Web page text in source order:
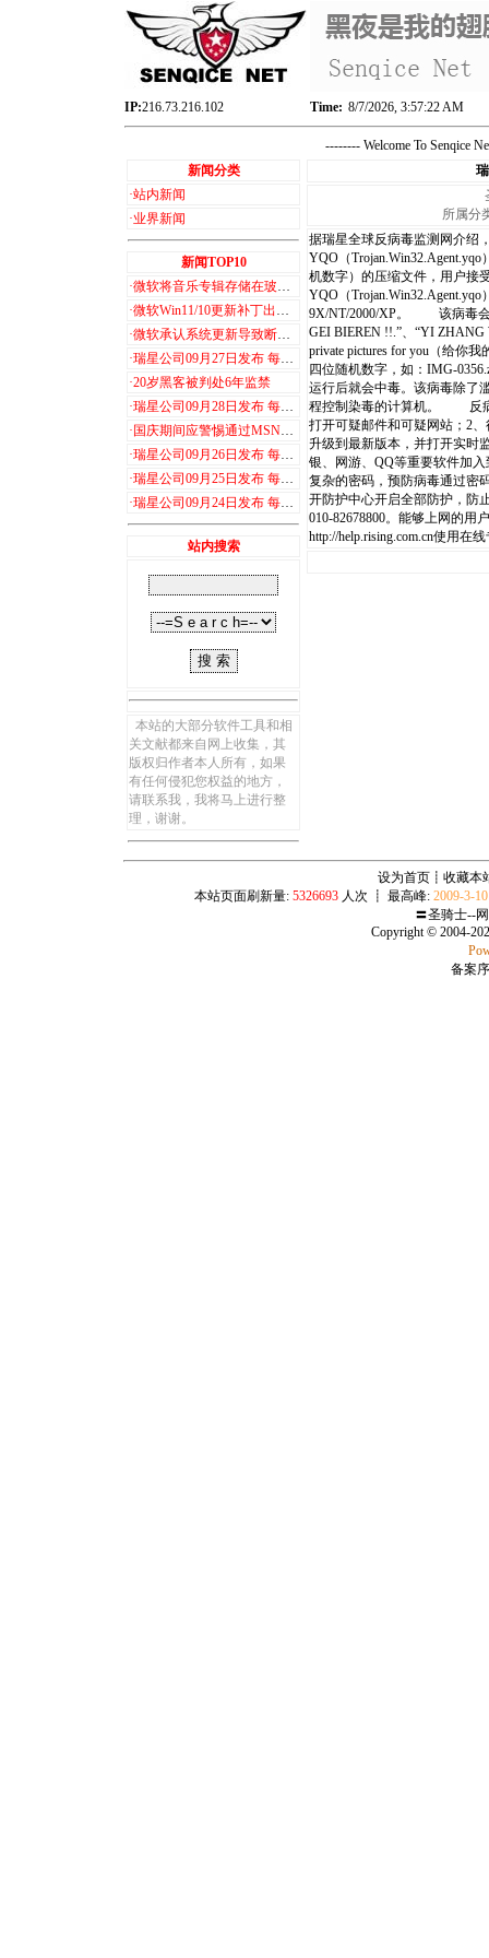
IP:216.73.216.102 Time: 8/7/2026, 3:57:22 AM
-------- Welcome To Senqice
新闻分类
·站内新闻
·业界新闻
新闻TOP10
·微软将音乐专辑存储在玻璃中，可保存 1000 年
·微软Win11/10更新补丁出现新Bug ARM设备无法登录Microsoft 365和AAD
·微软承认系统更新导致断网问题，影响 win7/8/10/11
·瑞星公司09月27日发布 每日计算机病毒及木马播报
·20岁黑客被判处6年监禁
·瑞星公司09月28日发布 每日计算机病毒及木马播报
· 国庆期间应警惕通过MSN传播的病毒
·瑞星公司09月26日发布 每日计算机病毒及木马播报
·瑞星公司09月25日发布 每日计算机病毒及木马播报
·瑞星公司09月24日发布 每日计算机病毒及木马播报
站内搜索
本站的大部分软件工具和相
关文献都来自网上收集，其
版权归作者本人所有，如果
有任何侵犯您权益的地方，
请联系我，我将马上进行整
理，谢谢。
所属分
据瑞星全球反病毒监测网介绍
YQO（
机数字）的压缩文件，用户
YQO（
9X/NT/2000/XP。 该病毒会
GEI BIEREN !!.”、“YI ZHANG
private pictures for you（给你
四位随机数字，如：IMG-
运行后就会中毒。该病毒除了
程控制染毒的计算机。 反病
打开可疑邮件和可疑网站；2
升级到最新版本，并打开实时
银、网游、QQ等重要软件加
复杂的密码，预防病毒通过密
开防护中心开启全部防护，
010-82678800。能够上网的用
http://help.rising.com.cn使用在
设为首页 ┋ 收藏本
本站页面刷新量: 5326693 人次 ┋ 最高峰: 2009-3-
〓圣骑士--
Copyright © 2004-
备案